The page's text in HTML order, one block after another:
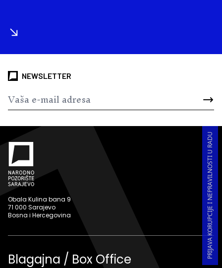
NEWSLETTER
PRIJAVA KORUPCIJE I NEPRAVILNOSTI U RADU
Obala Kulina bana 9
71 000 Sarajevo
Bosna i Hercegovina
Blagajna / Box Office